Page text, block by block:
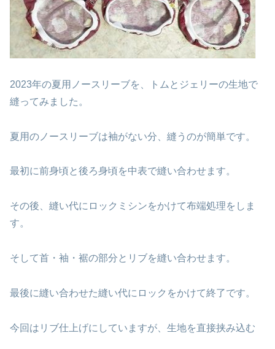
2023年の夏用ノースリーブを、トムとジェリーの生地で
縫ってみました。
夏用のノースリーブは袖がない分、縫うのが簡単です。
最初に前身頃と後ろ身頃を中表で縫い合わせます。
その後、縫い代にロックミシンをかけて布端処理をしま
す。
そして首・袖・裾の部分とリブを縫い合わせます。
最後に縫い合わせた縫い代にロックをかけて終了です。
今回はリブ仕上げにしていますが、生地を直接挟み込む